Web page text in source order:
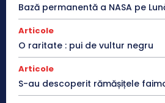
Bază permanentă a NASA pe
Articole
O raritate : pui de vultur negru
Articole
S-au descoperit rămășițele